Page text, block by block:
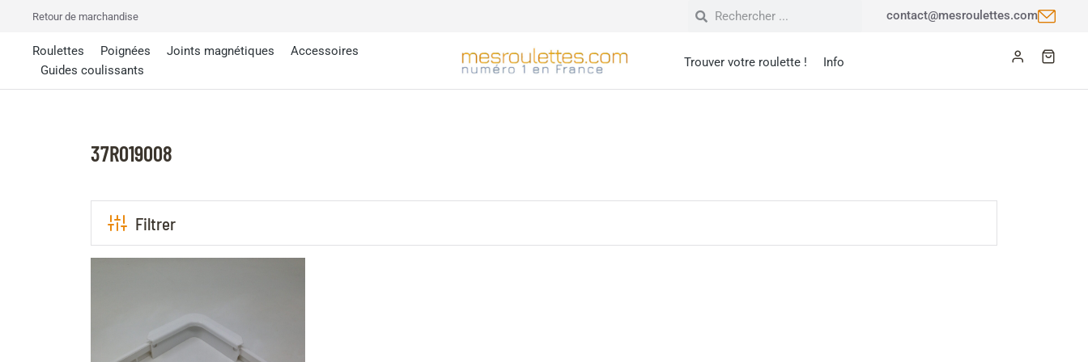
Retour de marchandise contact@mesroulettes.com
Roulettes Poignées Joints magnétiques
Accessoires
Guides coulissants
Trouver votre roulette ! Info
37R019008
Filtrer